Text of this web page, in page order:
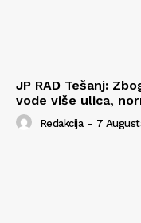
JP RAD Tešanj:
vode više ulica,
Redakcija - 7